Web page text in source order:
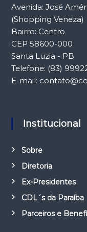
Avenida: José
(Shopping Veneza)
Bairro: Centro
CEP 58600-000
Santa Luzia - PB
Telefone: (83)
E-mail:
Institucional
Sobre
Diretoria
Ex-Presidentes
CDL´s da Paraíba
Parceiros e